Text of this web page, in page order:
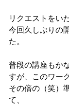
リクエストをい
今回久しぶりの
た。
普段の講座もか
すが、このワー
その倍の（笑）
て、